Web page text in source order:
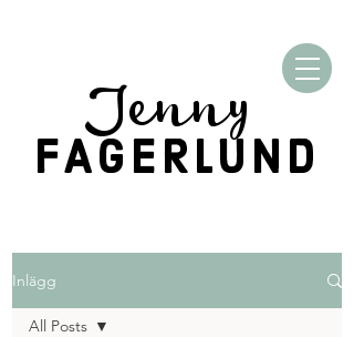
Jenny
FAGERLUND
Inlägg
All Posts